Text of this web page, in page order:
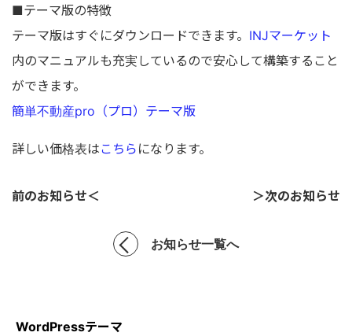
■テーマ版の特徴
テーマ版はすぐにダウンロードできます。 INJマーケット
内のマニュアルも充実しているので安心して構築すること
ができます。
簡単不動産pro（プロ）テーマ版
詳しい価格表は こちら になります。
前のお知らせ＜ ＞次のお知らせ
お知らせ一覧へ
WordPressテーマ